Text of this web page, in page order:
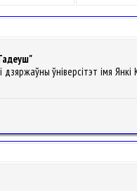
ўніверсітэт імя